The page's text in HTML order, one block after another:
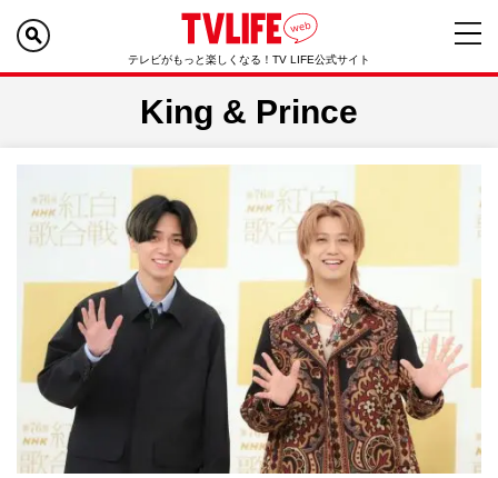
テレビがもっと楽しくなる！TV LIFE公式サイト
King & Prince